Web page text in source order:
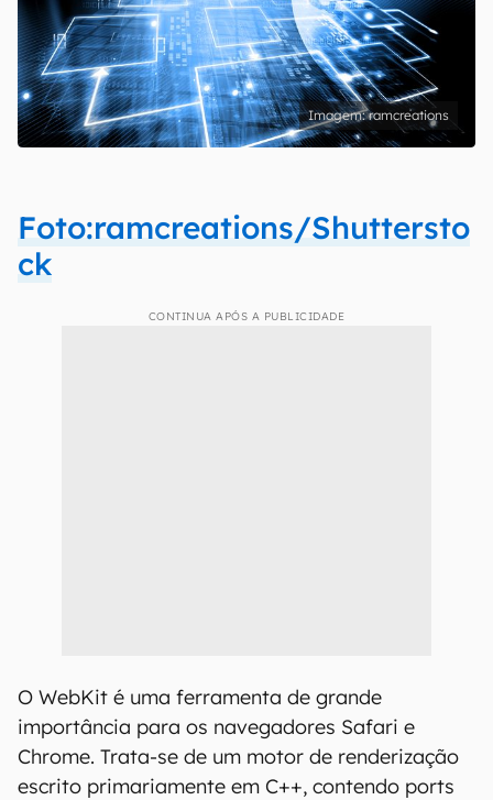
ramcreations
Foto:ramcreations/Shuttersto
ck
CONTINUA APÓS A PUBLICIDADE
O WebKit é uma ferramenta de grande
importância para os navegadores Safari e
Chrome. Trata-se de um motor de renderização
escrito primariamente em C++, contendo ports